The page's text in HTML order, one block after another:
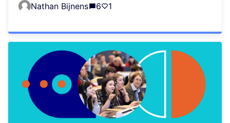
Nathan Bijnens 6 1